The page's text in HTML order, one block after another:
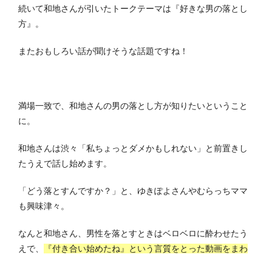
続いて和地さんが引いたトークテーマは『好きな男の落とし
方』。
またおもしろい話が聞けそうな話題ですね！
満場一致で、和地さんの男の落とし方が知りたいということ
に。
和地さんは渋々「私ちょっとダメかもしれない」と前置きし
たうえで話し始めます。
「どう落とすんですか？」と、ゆきぽよさんやむらっちママ
も興味津々。
なんと和地さん、男性を落とすときはベロベロに酔わせたう
えで、
『付き合い始めたね』という言質をとった動画をまわ